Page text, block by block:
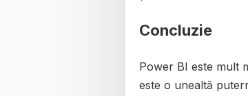
Concluzie
Power BI este mult
este o unealtă